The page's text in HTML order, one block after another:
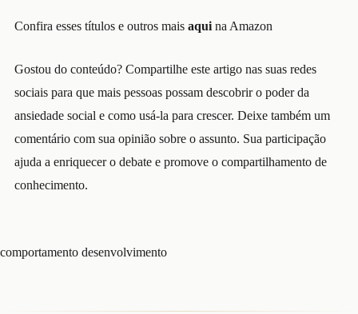
Confira esses títulos e outros mais aqui na Amazon
Gostou do conteúdo? Compartilhe este artigo nas suas redes
sociais para que mais pessoas possam descobrir o poder da
ansiedade social e como usá-la para crescer. Deixe também um
comentário com sua opinião sobre o assunto. Sua participação
ajuda a enriquecer o debate e promove o compartilhamento de
conhecimento.
comportamento desenvolvimento